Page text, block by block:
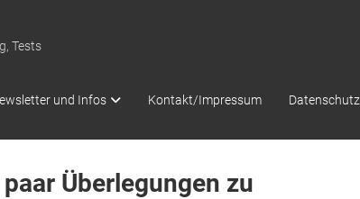
Tests
und Infos Kontakt/Impressum Datenschutz
Überlegungen zu